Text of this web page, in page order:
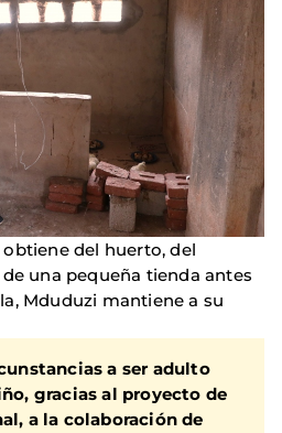
del huerto, del
una pequeña tienda antes
Mduduzi mantiene a su
a ser adulto
gracias al proyecto de
a la colaboración de